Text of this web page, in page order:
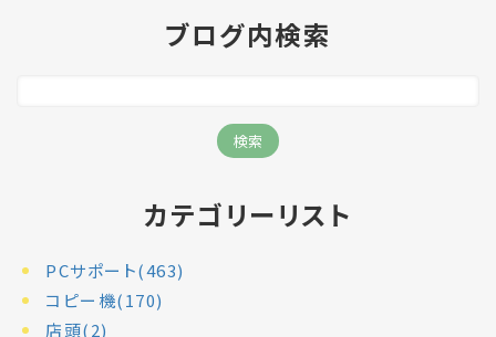
ブログ内検索
カテゴリーリスト
PCサポート(463)
コピー機(170)
店頭(2)